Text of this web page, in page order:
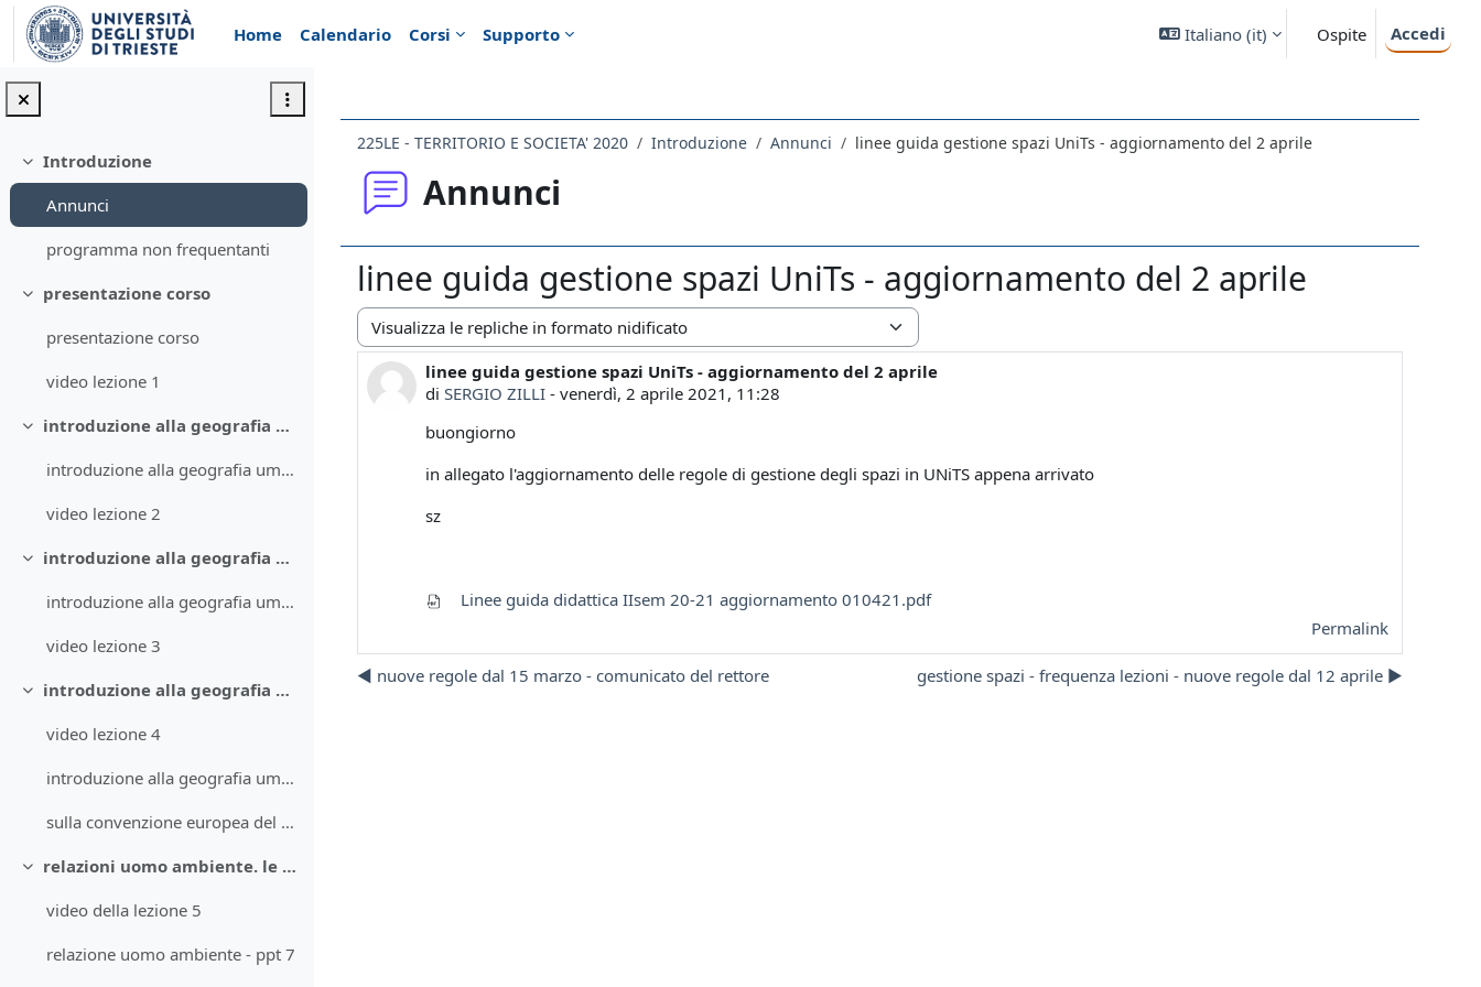
Vai al contenuto principale
Home
Calendario Corsi Supporto Italiano ‎(it)‎ Ospite Accedi
Minimizza
Introduzione
Annunci
programma non frequentanti
Minimizza
presentazione corso
presentazione corso
video lezione 1
Minimizza
introduzione alla geografia umana 1
introduzione alla geografia umana 1 ppt2
video lezione 2
Minimizza
introduzione alla geografia umana 2 + articolo proiezioni
introduzione alla geografia umana 2 ppt 3 + articolo su proiezioni geografiche
video lezione 3
Minimizza
introduzione alla geografia umana 3
video lezione 4
introduzione alla geografia umana 3 ppt4
sulla convenzione europea del paesaggio - ppt 5
Minimizza
relazioni uomo ambiente. le risorse 1
video della lezione 5
relazione uomo ambiente - ppt 7
225LE - TERRITORIO E SOCIETA' 2020 Introduzione Annunci linee guida gestione spazi UniTs - aggiornamento del 2 aprile
Annunci
linee guida gestione spazi UniTs - aggiornamento del 2 aprile
Modalità visualizzazione
linee guida gestione spazi UniTs - aggiornamento del 2 aprile
di SERGIO ZILLI - venerdì, 2 aprile 2021, 11:28
Numero di risposte: 0
buongiorno
in allegato l'aggiornamento delle regole di gestione degli spazi in UNiTS appena arrivato
sz
Linee guida didattica IIsem 20-21 aggiornamento 010421.pdf
Permalink
◀︎ nuove regole dal 15 marzo - comunicato del rettore gestione spazi - frequenza lezioni - nuove regole dal 12 aprile ▶︎